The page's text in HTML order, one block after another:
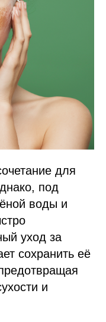
для
под
воды и
уход за
сохранить её
и